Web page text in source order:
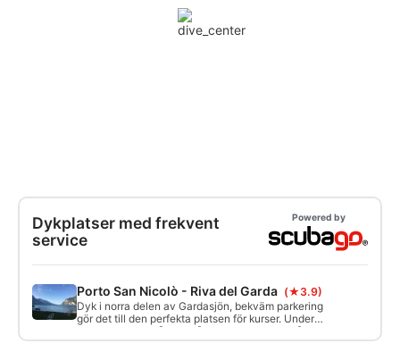
Dykplatser med frekvent
service
Powered by
Porto San Nicolò - Riva del Garda (★3.9)
Dyk i norra delen av Gardasjön, bekväm parkering
gör det till den perfekta platsen för kurser. Under
vattnet är det svårt att gå vilse eftersom området
är konturerat, det finns en undervattenskarta.